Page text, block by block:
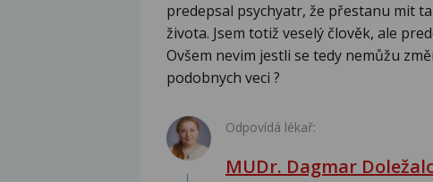
predepsal psychyatr, že přestanu mit
života. Jsem totiž veselý člověk, ale
Ovšem nevim jestli se tedy nemůžu
podobnych veci ?
Odpovídá lékař:
MUDr. Dagmar